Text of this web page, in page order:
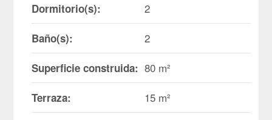
Dormitorio(s): 2
Baño(s): 2
Superficie construida: 80 m²
Terraza: 15 m²